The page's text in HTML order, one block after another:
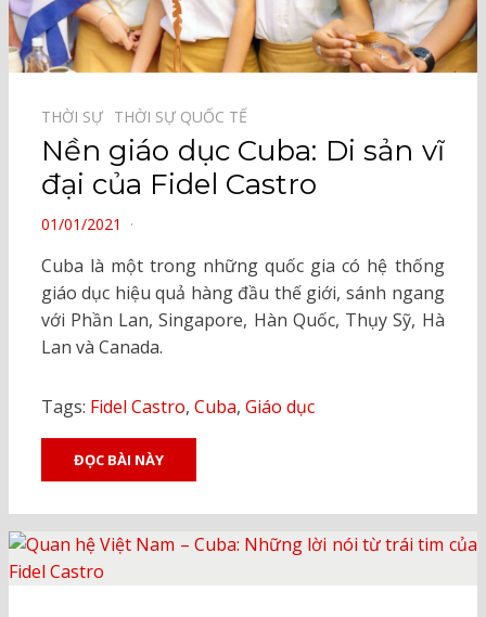
THỜI SỰ⠀ THỜI SỰ QUỐC TẾ⠀
Nền giáo dục Cuba: Di sản vĩ
đại của Fidel Castro
POSTED
01/01/2021
Cuba là một trong những quốc gia có hệ thống
giáo dục hiệu quả hàng đầu thế giới, sánh ngang
với Phần Lan, Singapore, Hàn Quốc, Thụy Sỹ, Hà
Lan và Canada.
Tags: Fidel Castro, Cuba, Giáo dục
ĐỌC BÀI NÀY